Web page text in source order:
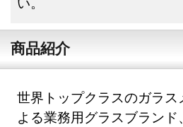
商品紹介
世界トップクラスのガラ
よる業務用グラスブランド